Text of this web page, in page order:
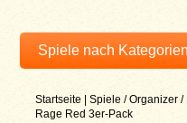
Startseite |Spiele /Organizer /
Rage Red 3er-Pack